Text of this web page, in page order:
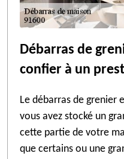
Débarras de
confier à un
Le débarras de grenier
vous avez stocké un
cette partie de votre
que certains ou une